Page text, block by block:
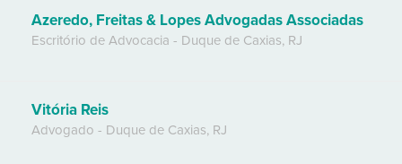
Azeredo, Freitas & Lopes Advogadas Associadas
Escritório de Advocacia - Duque de Caxias, RJ
Vitória Reis
Advogado - Duque de Caxias, RJ